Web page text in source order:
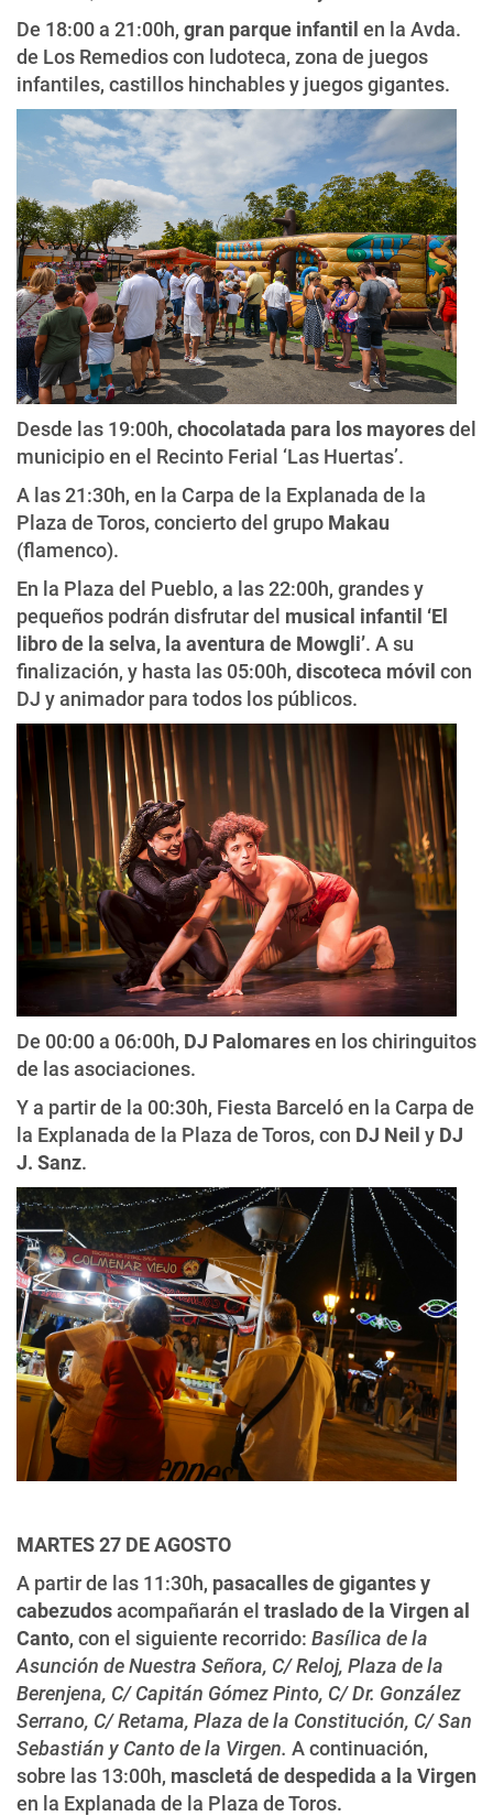
De 18:00 a 21:00h, gran parque infantil en la Avda.
de Los Remedios con ludoteca, zona de juegos
infantiles, castillos hinchables y juegos gigantes.
Desde las 19:00h, chocolatada para los mayoresdel
municipio en el Recinto Ferial ‘Las Huertas’.
A las 21:30h, en la Carpa de la Explanada de la
Plaza de Toros, concierto del grupo Makau
(flamenco).
En la Plaza del Pueblo, a las 22:00h, grandes y
pequeños podrán disfrutar del musical infantil ‘El
libro de la selva, la aventura de Mowgli’. A su
finalización, y hasta las 05:00h, discoteca móvil con
DJ y animador para todos los públicos.
De 00:00 a 06:00h, DJ Palomaresen los chiringuitos
de las asociaciones.
Y a partir de la 00:30h, Fiesta Barceló en la Carpa de
la Explanada de la Plaza de Toros, con DJ Neil y DJ
J. Sanz.
MARTES 27 DE AGOSTO
A partir de las 11:30h, pasacallesde gigantes y
cabezudos acompañarán el traslado de la Virgen al
Canto, con el siguiente recorrido: Basílica de la
Asunción de Nuestra Señora, C/ Reloj, Plaza de la
Berenjena, C/ Capitán Gómez Pinto, C/ Dr. González
Serrano, C/ Retama, Plaza de la Constitución, C/ San
Sebastián y Canto de la Virgen. A continuación,
sobre las 13:00h, mascletá de despedida a la Virgen
en la Explanada de la Plaza de Toros.